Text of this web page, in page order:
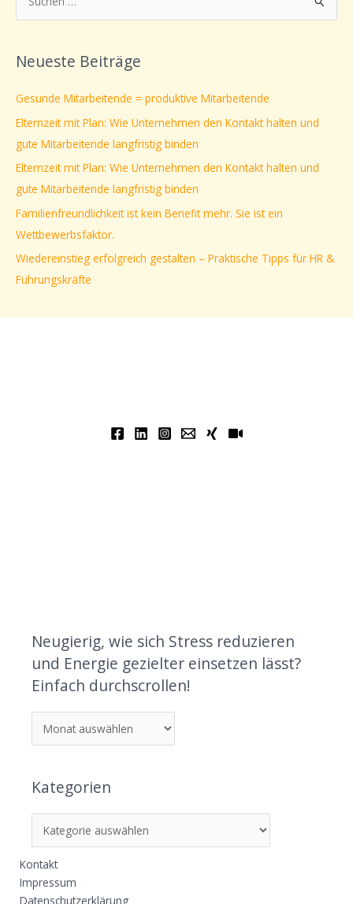
u
h
n
a
c
h
:
Neueste Beiträge
Gesunde Mitarbeitende = produktive Mitarbeitende
Elternzeit mit Plan: Wie Unternehmen den Kontakt halten und
gute Mitarbeitende langfristig binden
Elternzeit mit Plan: Wie Unternehmen den Kontakt halten und
gute Mitarbeitende langfristig binden
Familienfreundlichkeit ist kein Benefit mehr. Sie ist ein
Wettbewerbsfaktor.
Wiedereinstieg erfolgreich gestalten – Praktische Tipps für HR &
Führungskräfte
Neugierig, wie sich Stress reduzieren
und Energie gezielter einsetzen lässt?
Einfach durchscrollen!
Kategorien
Kontakt
Impressum
Datenschutzerklärung